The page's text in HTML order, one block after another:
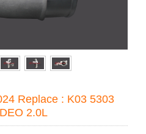
Replace : K03 5303
2.0L